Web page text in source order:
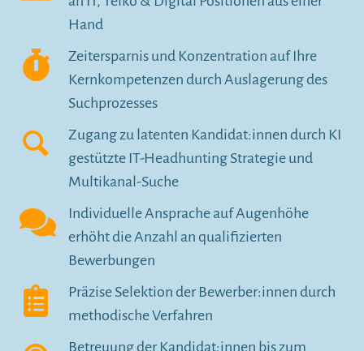
Hand
Zeitersparnis und Konzentration auf Ihre
Kernkompetenzen durch Auslagerung des
Suchprozesses
Zugang zu latenten Kandidat:innen durch KI
gestützte IT-Headhunting Strategie und
Multikanal-Suche
Individuelle Ansprache auf Augenhöhe
erhöht die Anzahl an qualifizierten
Bewerbungen
Präzise Selektion der Bewerber:innen durch
methodische Verfahren
Betreuung der Kandidat:innen bis zum